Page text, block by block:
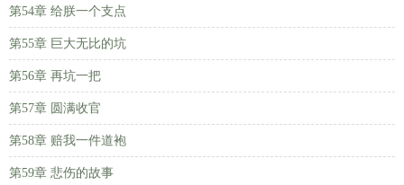
第54章 给朕一个支点
第55章 巨大无比的坑
第56章 再坑一把
第57章 圆满收官
第58章 赔我一件道袍
第59章 悲伤的故事